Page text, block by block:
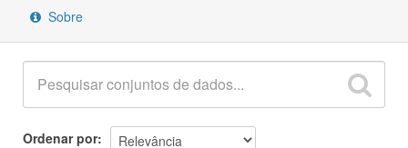
Sobre
Ordenar por